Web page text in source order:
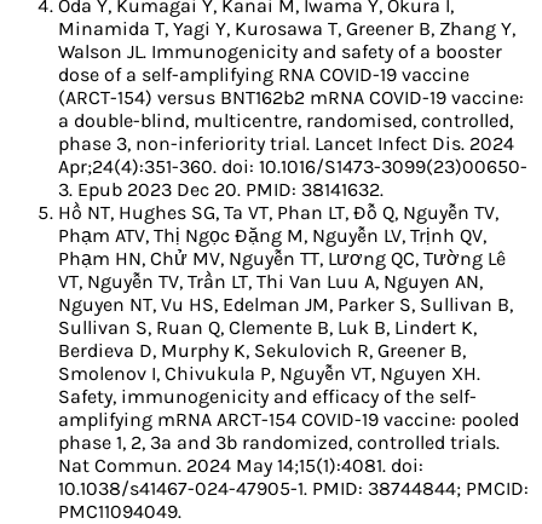
Oda Y, Kumagai Y, Kanai M, Iwama Y, Okura I,
Minamida T, Yagi Y, Kurosawa T, Greener B, Zhang Y,
Walson JL. Immunogenicity and safety of a booster
dose of a self-amplifying RNA COVID-19 vaccine
(ARCT-154) versus BNT162b2 mRNA COVID-19 vaccine:
a double-blind, multicentre, randomised, controlled,
phase 3, non-inferiority trial. Lancet Infect Dis. 2024
Apr;24(4):351-360. doi: 10.1016/S1473-3099(23)00650-
3. Epub 2023 Dec 20. PMID: 38141632.
Hồ NT, Hughes SG, Ta VT, Phan LT, Đỗ Q, Nguyễn TV,
Phạm ATV, Thị Ngọc Đặng M, Nguyễn LV, Trịnh QV,
Phạm HN, Chử MV, Nguyễn TT, Lương QC, Tường Lê
VT, Nguyễn TV, Trần LT, Thi Van Luu A, Nguyen AN,
Nguyen NT, Vu HS, Edelman JM, Parker S, Sullivan B,
Sullivan S, Ruan Q, Clemente B, Luk B, Lindert K,
Berdieva D, Murphy K, Sekulovich R, Greener B,
Smolenov I, Chivukula P, Nguyễn VT, Nguyen XH.
Safety, immunogenicity and efficacy of the self-
amplifying mRNA ARCT-154 COVID-19 vaccine: pooled
phase 1, 2, 3a and 3b randomized, controlled trials.
Nat Commun. 2024 May 14;15(1):4081. doi:
10.1038/s41467-024-47905-1. PMID: 38744844; PMCID:
PMC11094049.